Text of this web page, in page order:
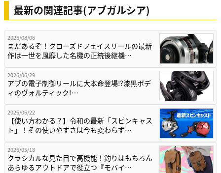
最新の関連記事(アブガルシア)
2026/08/06
まだあるぞ！クローズドフェイスリールの最新
作は一世を風靡した名機の正統後継機…
2026/06/29
アブの電子制御リールに大本命登場⁉漆黒ボデ
ィのヴォルティック!…
2026/06/22
【使い方わかる？】令和の最新「スピンキャス
ト」！その使いやすさは今も変わらず…
2026/05/18
クラシカルな見た目で高機能！釣りはもちろん
あらゆるアウトドアで役立つ『モバイ…